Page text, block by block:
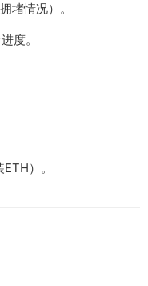
堵情况）。
度。
）。